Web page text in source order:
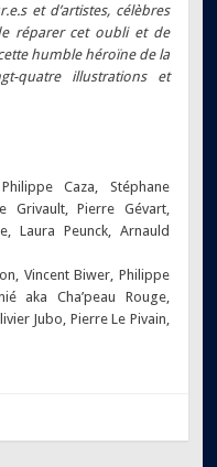
et d’artistes, célèbres
réparer cet oubli et de
humble héroïne de la
quatre illustrations et
Caza, Stéphane
Grivault, Pierre Gévart,
Laura Peunck, Arnauld
Vincent Biwer, Philippe
aka Cha’peau Rouge,
Jubo, Pierre Le Pivain,